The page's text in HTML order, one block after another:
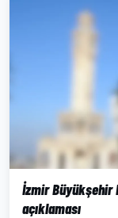
İzmir Büyükşehir
açıklaması